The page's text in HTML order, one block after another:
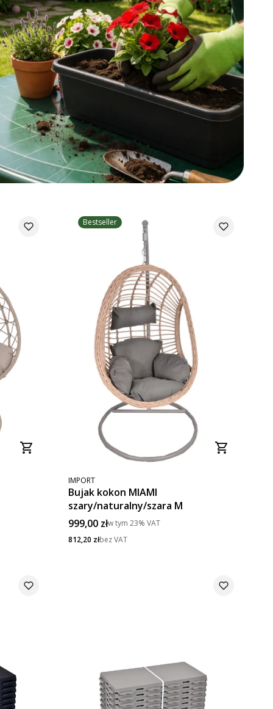
Bestseller
PRODUCENT
IMPORT
Bujak kokon MIAMI
szary/naturalny/szara M
Cena brutto
999,00 złw tym 23% VAT
Cena netto
812,20 złbez VAT